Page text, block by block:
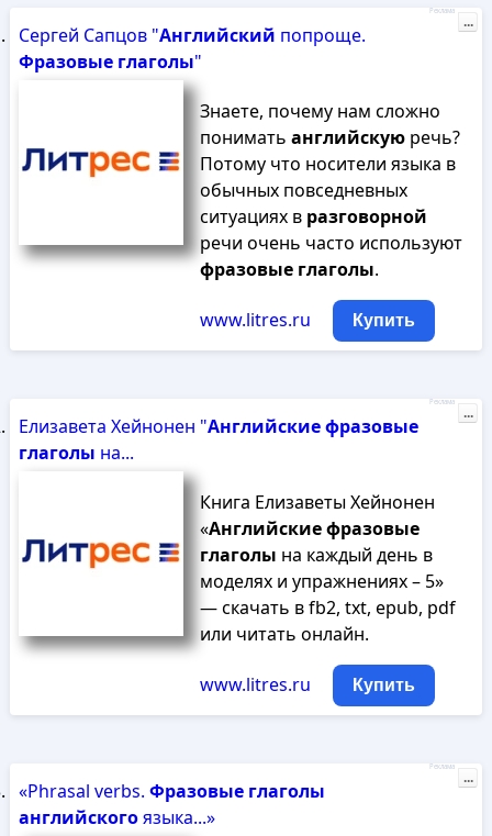
Сергей Сапцов "Английский попроще.
Фразовые глаголы"
Знаете, почему нам сложно
понимать английскуюречь?
Потому что носители языка в
обычных повседневных
ситуациях в разговорной
речи очень часто используют
фразовые глаголы.
www.litres.ru Купить
Реклама
...
Елизавета Хейнонен "Английскиефразовые
глаголы на...
Книга Елизаветы Хейнонен
«Английскиефразовые
глаголы на каждый день в
моделях и упражнениях – 5»
— скачать в fb2, txt, epub, pdf
или читать онлайн.
www.litres.ru Купить
Реклама
...
«Phrasal verbs. Фразовые глаголы
английскогоязыка...»
Реклама
...